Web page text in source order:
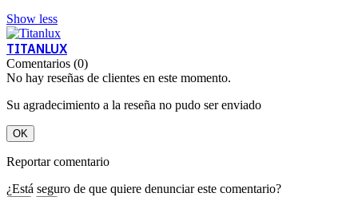
Show less
TITANLUX
Comentarios (0)
No hay reseñas de clientes en este momento.
Su agradecimiento a la reseña no pudo ser enviado
OK
Reportar comentario
¿Está seguro de que quiere denunciar este comentario?